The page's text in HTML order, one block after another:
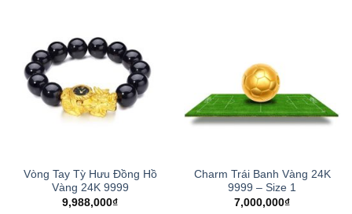
Vòng Tay Tỳ Hưu Đồng Hồ
Vàng 24K 9999
9,988,000₫
Charm Trái Banh Vàng 24K
9999 – Size 1
7,000,000₫